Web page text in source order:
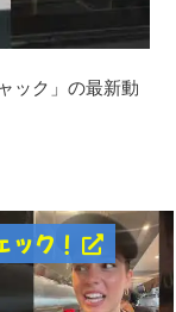
ック」の最新動
ック！